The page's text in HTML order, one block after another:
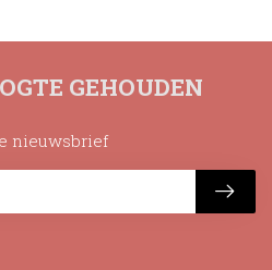
GEHOUDEN
nieuwsbrief